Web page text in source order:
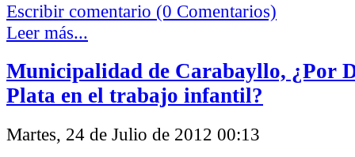
Escribir comentario (0 Comentarios)
Leer más...
Municipalidad de Carabayllo, ¿Por
Plata en el trabajo infantil?
Martes, 24 de Julio de 2012 00:13